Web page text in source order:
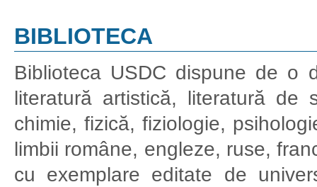
BIBLIOTECA
Biblioteca USDC dispune de o
literatură artistică, literatură de
chimie, fizică, fiziologie,
limbii române, engleze, ruse,
cu exemplare editate de